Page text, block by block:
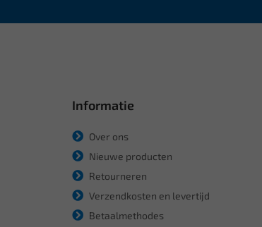
Informatie
Over ons
Nieuwe producten
Retourneren
Verzendkosten en levertijd
Betaalmethodes